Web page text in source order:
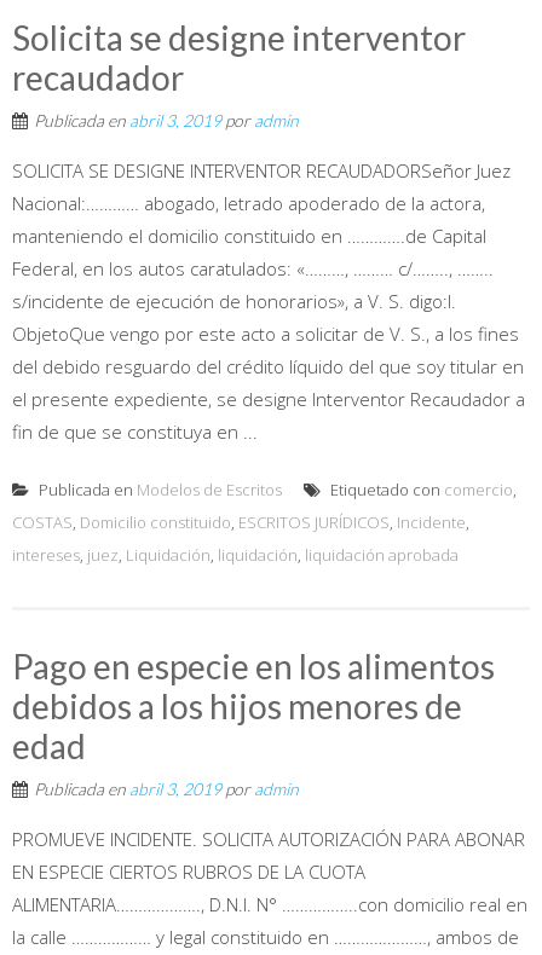
Solicita se designe interventor
recaudador
Publicada en abril 3, 2019poradmin
SOLICITA SE DESIGNE INTERVENTOR RECAUDADORSeñor Juez
Nacional:………… abogado, letrado apoderado de la actora,
manteniendo el domicilio constituido en ………….de Capital
Federal, en los autos caratulados: «………, ……… c/…….., ……..
s/incidente de ejecución de honorarios», a V. S. digo:I.
ObjetoQue vengo por este acto a solicitar de V. S., a los fines
del debido resguardo del crédito líquido del que soy titular en
el presente expediente, se designe Interventor Recaudador a
fin de que se constituya en ...
Publicada en Modelos de Escritos Etiquetado con comercio,
COSTAS, Domicilio constituido, ESCRITOS JURÍDICOS, Incidente,
intereses, juez, Liquidación, liquidación, liquidación aprobada
Pago en especie en los alimentos
debidos a los hijos menores de
edad
Publicada en abril 3, 2019poradmin
PROMUEVE INCIDENTE. SOLICITA AUTORIZACIÓN PARA ABONAR
EN ESPECIE CIERTOS RUBROS DE LA CUOTA
ALIMENTARIA………………., D.N.I. N° ……………..con domicilio real en
la calle ……………… y legal constituido en …………………, ambos de